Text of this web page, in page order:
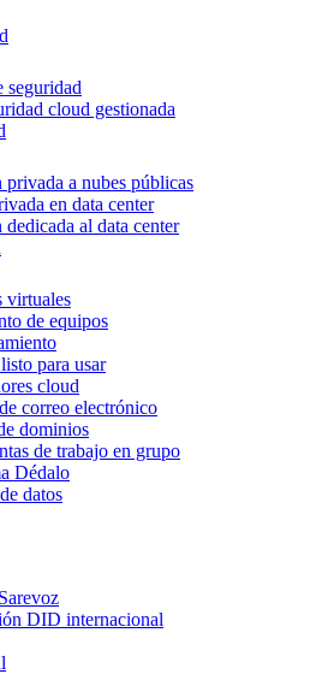
seguridad
cloud gestionada
a nubes públicas
en data center
al data center
virtuales
de equipos
para usar
cloud
correo electrónico
dominios
de trabajo en grupo
Dédalo
datos
DID internacional